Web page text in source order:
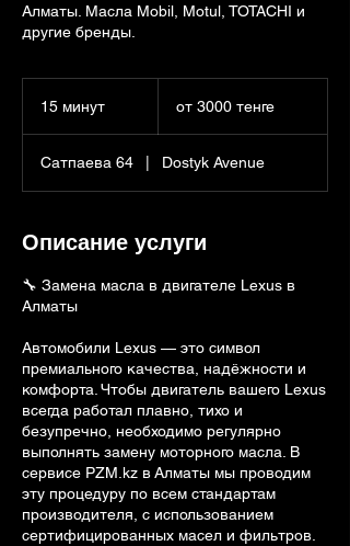
Алматы. Масла Mobil, Motul, TOTACHI и
другие бренды.
15 минут
и
н
тенгеот 3000 тенге
Сатпаева 64 Dostyk Avenue
Описание услуги
🔧 Замена масла в двигателе Lexus в
Алматы
Автомобили Lexus — это символ
премиального качества, надёжности и
комфорта. Чтобы двигатель вашего Lexus
всегда работал плавно, тихо и
безупречно, необходимо регулярно
выполнять замену моторного масла. В
сервисе PZM.kz в Алматы мы проводим
эту процедуру по всем стандартам
производителя, с использованием
сертифицированных масел и фильтров.